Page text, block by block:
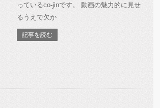
っているco-jinです。 動画の魅力的に見せ
るうえで欠か
記事を読む